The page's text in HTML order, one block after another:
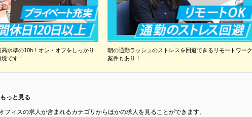
水準の10h！オン・オフをしっかり
です！
朝の通勤ラッシュのストレスを回避できるリモートワーク
案件もあり！
っと見る
ィスの求人が含まれるカテゴリからほかの求人を見ることができます。